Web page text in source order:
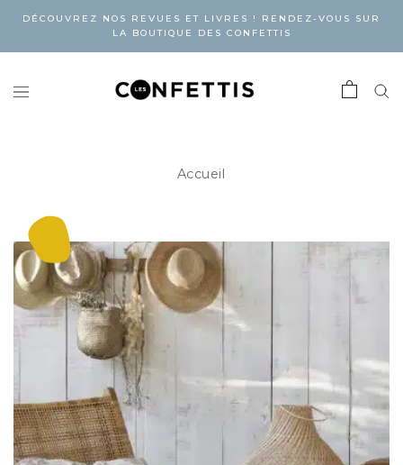
DÉCOUVREZ NOS REVUES ET LIVRES ! RENDEZ-VOUS SUR
LA BOUTIQUE DES CONFETTIS
Accueil